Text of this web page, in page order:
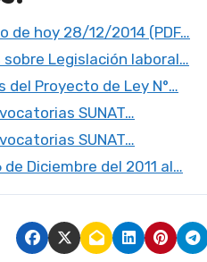
de hoy 28/12/2014 (PDF…
Legislación laboral…
Proyecto de Ley N°…
SUNAT…
SUNAT…
Diciembre del 2011 al…